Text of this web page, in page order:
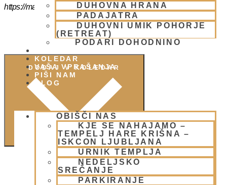
DUHOVNA HRANA
PADAJATRA
DUHOVNI UMIK POHORJE
(RETREAT)
PODARI DOHODNINO
KOLEDAR
VAŠA VPRAŠANJA
PIŠI NAM
BLOG
OBIŠČI NAS
KJE SE NAHAJAMO –
TEMPELJ HARE KRIŠNA –
ISKCON LJUBLJANA
URNIK TEMPLJA
NEDELJSKO
SREČANJE
PARKIRANJE
https://mahatmadas.com